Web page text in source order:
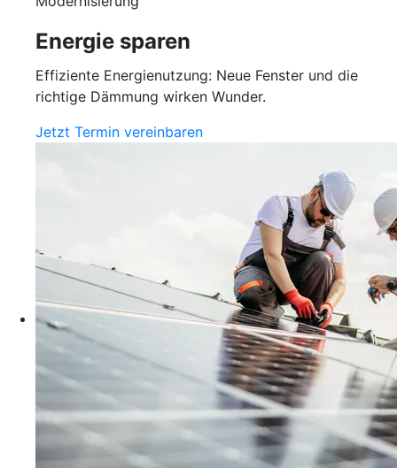
Energie sparen
Effiziente Energienutzung: Neue Fenster und die
richtige Dämmung wirken Wunder.
Jetzt Termin vereinbaren